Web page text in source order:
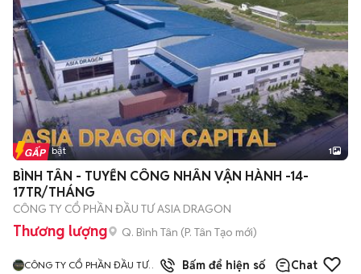
Tin nổi bật 1
BÌNH TÂN - TUYỂN CÔNG NHÂN VẬN HÀNH -14-
17TR/THÁNG
CÔNG TY CỔ PHẦN ĐẦU TƯ ASIA DRAGON
Thương lượng Q. Bình Tân (P. Tân Tạo mới)
CÔNG TY CỔ PHẦN ĐẦU TƯ
Bấm để hiện số Chat